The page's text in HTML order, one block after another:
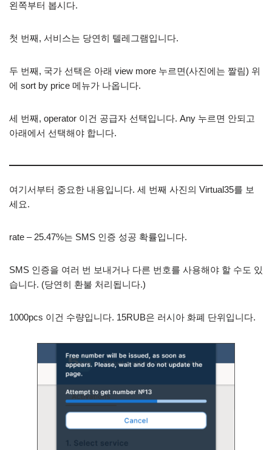
왼쪽부터 봅시다.
첫 번째, 서비스는 당연히 텔레그램입니다.
두 번째, 국가 선택은 아래 view more 누르면(사진에는 짤림) 위
에 sort by price 메뉴가 나옵니다.
세 번째, operator 이건 공급자 선택입니다. Any 누르면 안되고
아래에서 선택해야 합니다.
여기서부터 중요한 내용입니다. 세 번째 사진의 Virtual35를 보
세요.
rate – 25.47%는 SMS 인증 성공 확률입니다.
SMS 인증을 여러 번 보내거나 다른 번호를 사용해야 할 수도 있
습니다. (당연히 환불 처리됩니다.)
1000pcs 이건 수량입니다. 15RUB은 러시아 화폐 단위입니다.